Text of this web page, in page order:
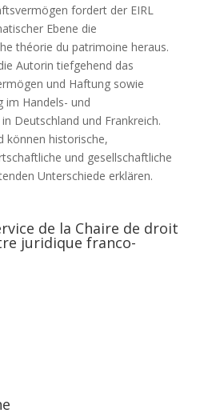
fordert der EIRL
Ebene die
théorie du patrimoine heraus.
Autorin tiefgehend das
und Haftung sowie
im Handels- und
Deutschland und Frankreich.
können historische,
und gesellschaftliche
Unterschiede erklären.
de la Chaire de droit
juridique franco-